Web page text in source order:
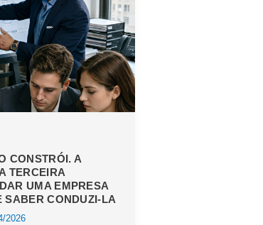
CONSTRÓI. A
TERCEIRA
UMA EMPRESA
SABER CONDUZI-LA
2026